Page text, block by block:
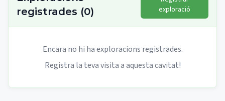
registrades (0)
exploració
Encara no hi ha exploracions registrades.
Registra la teva visita a aquesta cavitat!